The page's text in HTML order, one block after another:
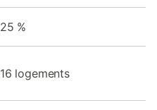
25 %
16 logements